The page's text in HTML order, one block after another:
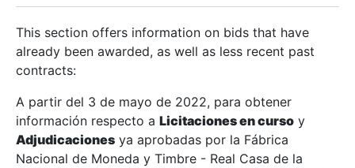
Show/Hide
Show/Hide
This section offers information on bids that have
already been awarded, as well as less recent past
contracts:
A partir del 3 de mayo de 2022, para obtener
información respecto a Licitaciones en curso y
Adjudicaciones ya aprobadas por la Fábrica
Nacional de Moneda y Timbre - Real Casa de la